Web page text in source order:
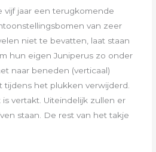
vijf jaar een terugkomende
van zeer
niet te bevatten, laat staan
hun eigen Juniperus zo onder
naar beneden (verticaal)
het plukken verwijderd.
vertakt. Uiteindelijk zullen er
staan. De rest van het takje